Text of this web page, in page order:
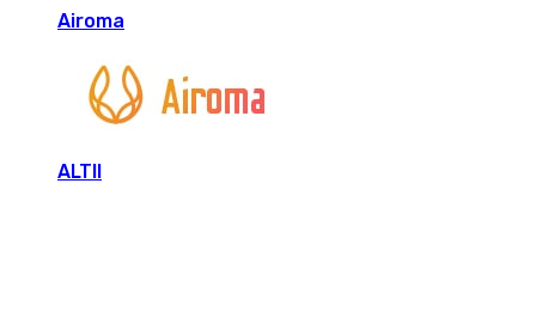
Airoma
ALTII